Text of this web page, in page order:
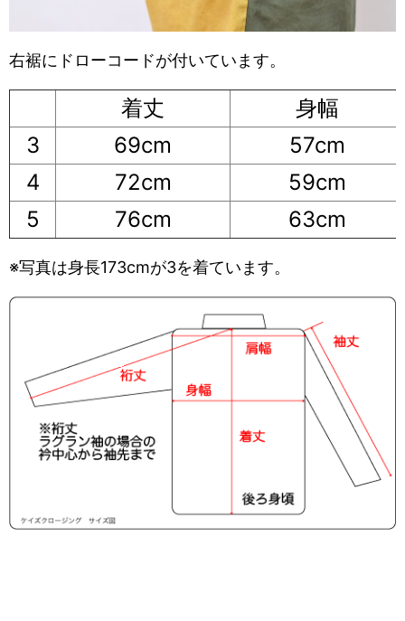
右裾にドローコードが付いています。
着丈
身幅
3
69cm
57cm
4
72cm
59cm
5
76cm 63cm
※写真は身長173cmが3を着ています。